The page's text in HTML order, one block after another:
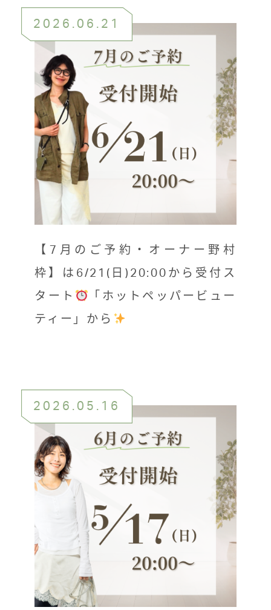
2026.06.21
【7月のご予約・オーナー野村
枠】は6/21(日)20:00から受付ス
タート
「ホットペッパービュー
ティー」から
2026.05.16